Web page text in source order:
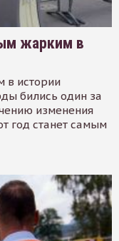
жарким в
в истории
бились один за
изменения
год станет самым